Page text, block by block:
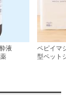
液
ペピイマ
型ペット